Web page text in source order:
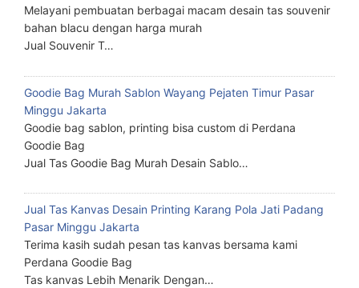
Melayani pembuatan berbagai macam desain tas souvenir
bahan blacu dengan harga murah
Jual Souvenir T…
Goodie Bag Murah Sablon Wayang Pejaten Timur Pasar
Minggu Jakarta
Goodie bag sablon, printing bisa custom di Perdana
Goodie Bag
Jual Tas Goodie Bag Murah Desain Sablo…
Jual Tas Kanvas Desain Printing Karang Pola Jati Padang
Pasar Minggu Jakarta
Terima kasih sudah pesan tas kanvas bersama kami
Perdana Goodie Bag
Tas kanvas Lebih Menarik Dengan…